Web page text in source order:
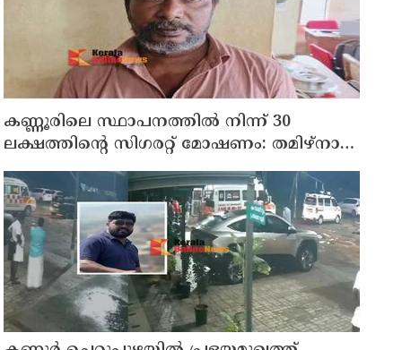
കണ്ണൂരിലെ സ്ഥാപനത്തിൽ നിന്ന് 30
ലക്ഷത്തിന്റെ സിഗരറ്റ് മോഷണം: തമിഴ്‌നാട്
സ്വദേശിയായ സെയിൽസ്മാൻ
തെങ്കാശിയിൽ പിടിയിൽ